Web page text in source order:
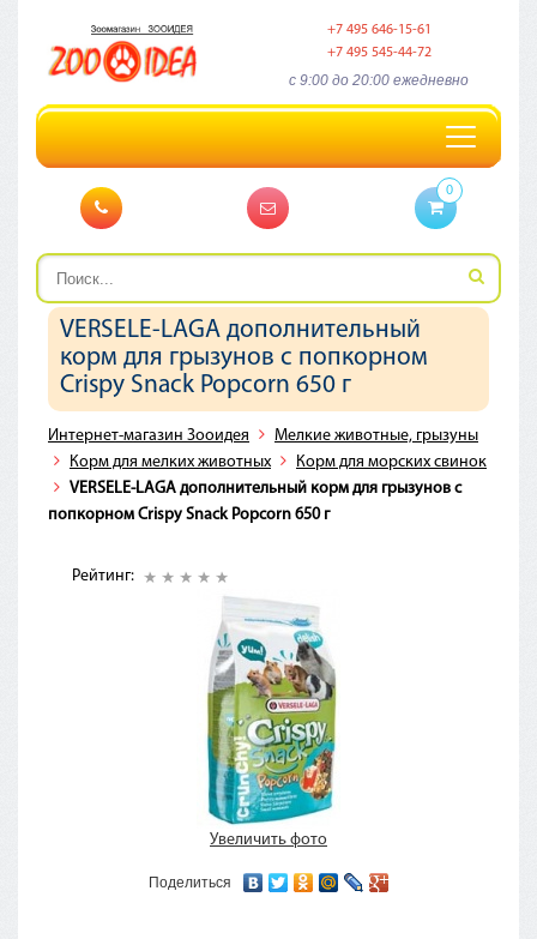
+7 495 646-15-61
+7 495 545-44-72
c 9:00 до 20:00 ежедневно
Toggle
navigation
0
VERSELE-LAGA дополнительный
корм для грызунов с попкорном
Crispy Snack Popcorn 650 г
Интернет-магазин Зооидея
Мелкие животные, грызуны
Корм для мелких животных
Корм для морских свинок
VERSELE-LAGA дополнительный корм для грызунов с
попкорном Crispy Snack Popcorn 650 г
Рейтинг:
Увеличить фото
Поделиться